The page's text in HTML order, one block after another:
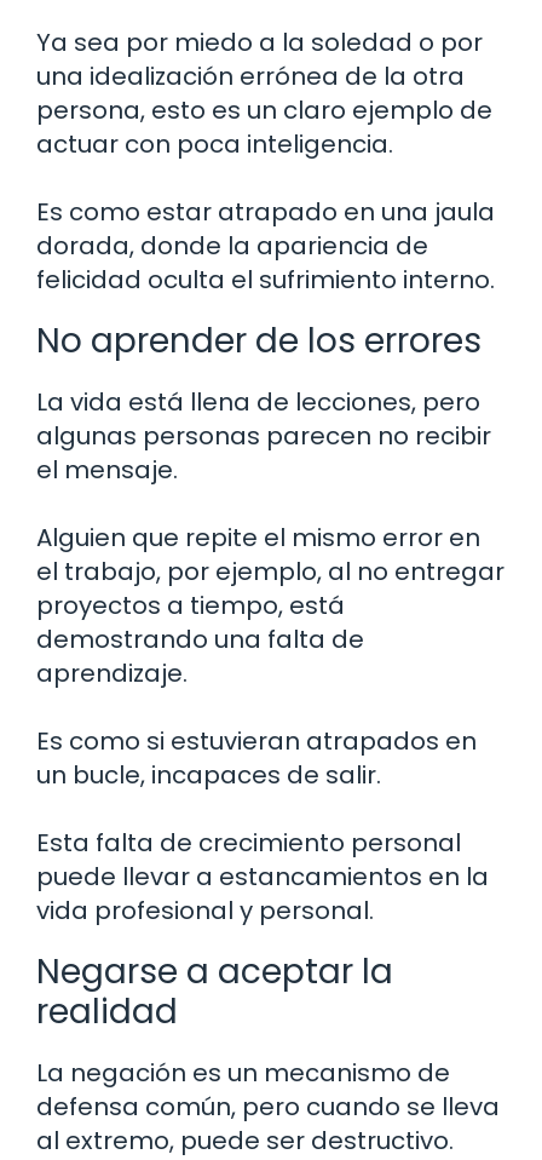
Ya sea por miedo a la soledad o por
una idealización errónea de la otra
persona, esto es un claro ejemplo de
actuar con poca inteligencia.
Es como estar atrapado en una jaula
dorada, donde la apariencia de
felicidad oculta el sufrimiento interno.
No aprender de los errores
La vida está llena de lecciones, pero
algunas personas parecen no recibir
el mensaje.
Alguien que repite el mismo error en
el trabajo, por ejemplo, al no entregar
proyectos a tiempo, está
demostrando una falta de
aprendizaje.
Es como si estuvieran atrapados en
un bucle, incapaces de salir.
Esta falta de crecimiento personal
puede llevar a estancamientos en la
vida profesional y personal.
Negarse a aceptar la
realidad
La negación es un mecanismo de
defensa común, pero cuando se lleva
al extremo, puede ser destructivo.